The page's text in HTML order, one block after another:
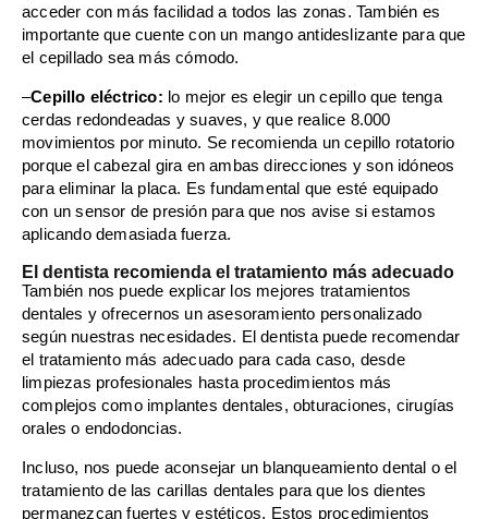
acceder con más facilidad a todos las zonas. También es
importante que cuente con un mango antideslizante para que
el cepillado sea más cómodo.
–Cepillo eléctrico: lo mejor es elegir un cepillo que tenga
cerdas redondeadas y suaves, y que realice 8.000
movimientos por minuto. Se recomienda un cepillo rotatorio
porque el cabezal gira en ambas direcciones y son idóneos
para eliminar la placa. Es fundamental que esté equipado
con un sensor de presión para que nos avise si estamos
aplicando demasiada fuerza.
El dentista recomienda el tratamiento más adecuado
También nos puede explicar los mejores tratamientos
dentales y ofrecernos un asesoramiento personalizado
según nuestras necesidades. El dentista puede recomendar
el tratamiento más adecuado para cada caso, desde
limpiezas profesionales hasta procedimientos más
complejos como implantes dentales, obturaciones, cirugías
orales o endodoncias.
Incluso, nos puede aconsejar un blanqueamiento dental o el
tratamiento de las carillas dentales para que los dientes
permanezcan fuertes y estéticos. Estos procedimientos